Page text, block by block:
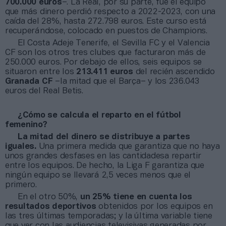
700.000 euros–. La Real, por su parte, fue el equipo
que más dinero perdió respecto a 2022-2023, con una
caída del 28%, hasta 272.798 euros. Este curso está
recuperándose, colocado en puestos de Champions.
El Costa Adeje Tenerife, el Sevilla FC y el Valencia
CF son los otros tres clubes que facturaron más de
250.000 euros. Por debajo de ellos, seis equipos se
situaron entre los 213.411 euros del recién ascendido
Granada CF –la mitad que el Barça– y los 236.043
euros del Real Betis.
¿Cómo se calcula el reparto en el fútbol
femenino?
La mitad del dinero se distribuye a partes
iguales. Una primera medida que garantiza que no haya
unos grandes desfases en las cantidadesa repartir
entre los equipos. De hecho, la Liga F garantiza que
ningún equipo se llevará 2,5 veces menos que el
primero.
En el otro 50%, un 25% tiene en cuenta los
resultados deportivos obtenidos por los equipos en
las tres últimas temporadas; y la última variable tiene